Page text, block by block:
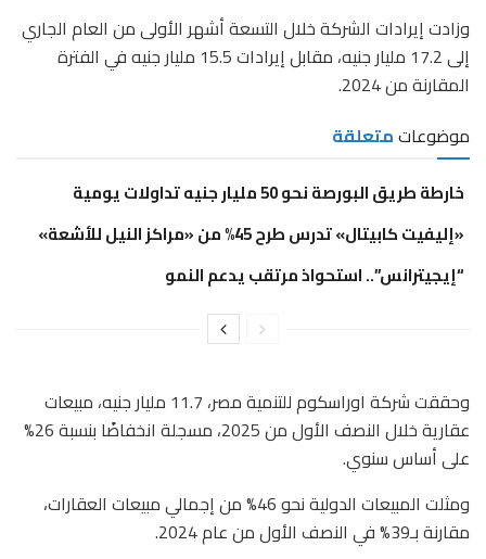
وزادت إيرادات الشركة خلال التسعة أشهر الأولى من العام الجاري
إلى 17.2 مليار جنيه، مقابل إيرادات 15.5 مليار جنيه في الفترة
المقارنة من 2024.
موضوعاتمتعلقة
خارطة طريق البورصة نحو 50 مليار جنيه تداولات يومية
«إليفيت كابيتال» تدرس طرح 45% من «مراكز النيل للأشعة»
“إيجيترانس”.. استحواذ مرتقب يدعم النمو
وحققت شركة اوراسكوم للتنمية مصر، 11.7 مليار جنيه، مبيعات
عقارية خلال النصف الأول من 2025، مسجلة انخفاضًا بنسبة 26%
على أساس سنوي.
ومثلت المبيعات الدولية نحو 46% من إجمالي مبيعات العقارات،
مقارنة بـ39% في النصف الأول من عام 2024.